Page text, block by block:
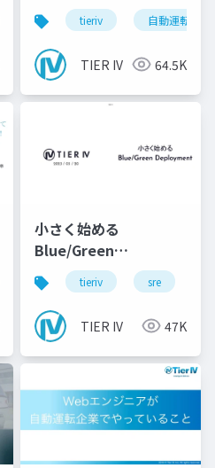
computing tierivmeetup
tieriv 自動運転
TIER IV 64.5K
fpga rtl
小さく始める
Blue/Green
Deployment
tieriv sre
TIER IV 47K